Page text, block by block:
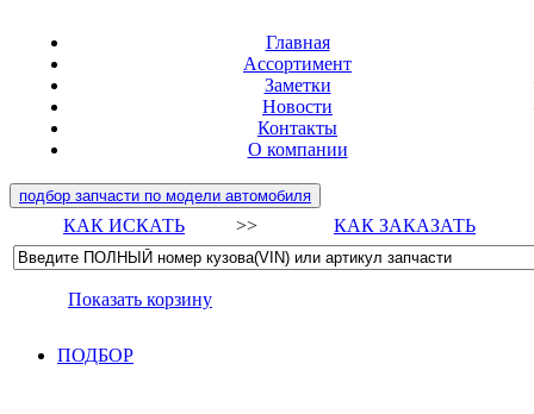
Главная
Ассортимент
Заметки
Новости
Контакты
О компании
подбор запчасти по модели автомобиля
КАК ИСКАТЬ >> КАК ЗАКАЗАТЬ
Показать корзину
ПОДБОР